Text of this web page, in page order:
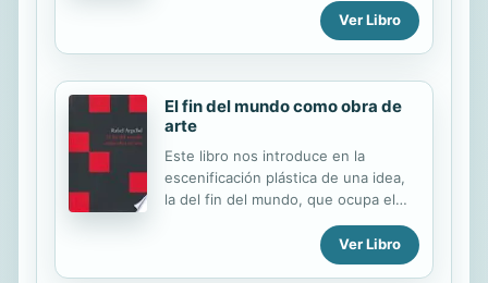
alternativa de respuesta a la
pregunta ¿qué es la comunicación?
Para ello, se revisan críticamente las
comunicación, mismas que giran
alrededor de ciertos axiomas tales
el entendimiento, así como el
carácter simbólico, humano y racional
con que mayormente se caracteriza
al fenómeno comunicativo.
Trascendiendo el carácter
eminentemente humano con el que
Ver Libro
El fin del mundo como obra de
arte
Este libro nos introduce en la
escenificación plástica de una idea,
la del fin del mundo, que ocupa el
encarnaciones en las que se
combinan hechos históricos y
Ver Libro